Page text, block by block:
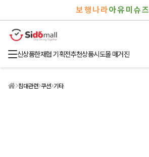
보행나라아유미슈즈
신상품한재협 기획전추천상품시도몰 매거진
침대관련 쿠션 기타